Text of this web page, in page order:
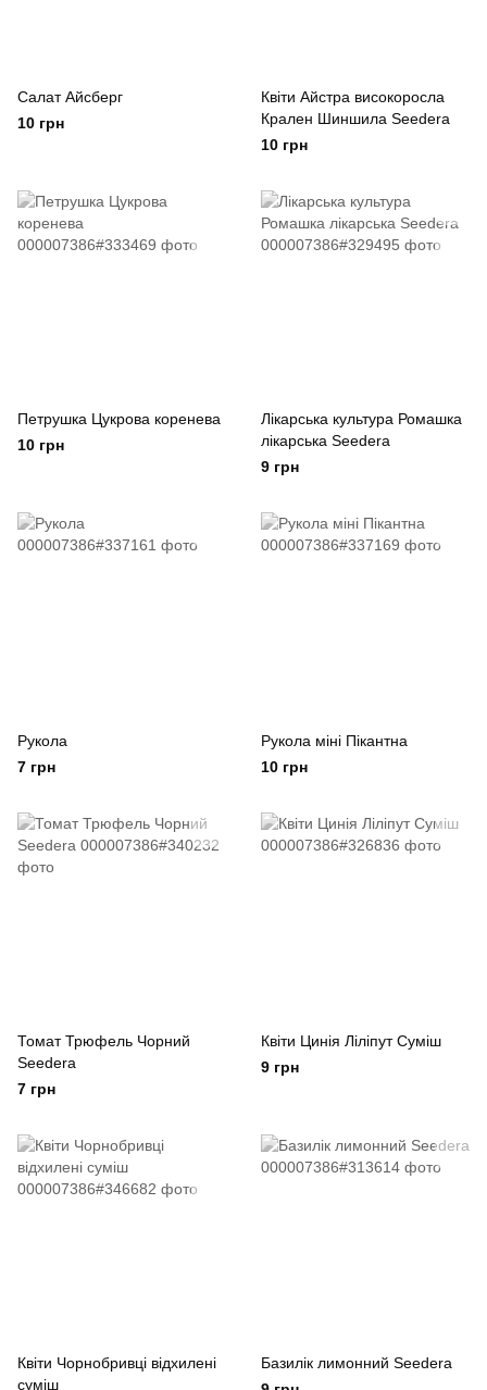
Салат Айсберг
10 грн
Квіти Айстра високоросла
Крален Шиншила Seedera
10 грн
Петрушка Цукрова коренева
10 грн
Лікарська культура Ромашка
лікарська Seedera
9 грн
Рукола
7 грн
Рукола міні Пікантна
10 грн
Томат Трюфель Чорний
Seedera
7 грн
Квіти Цинія Ліліпут Суміш
9 грн
Квіти Чорнобривці відхилені
суміш
Базилік лимонний Seedera